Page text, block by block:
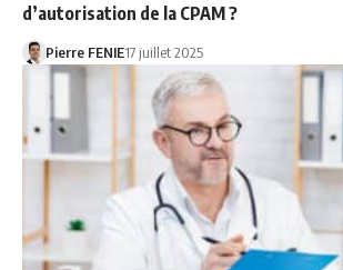
d’autorisation de la CPAM ?
Pierre FENIE17 juillet 2025